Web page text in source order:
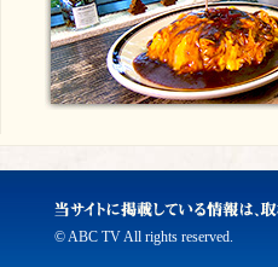
© ABC TV All rights reserved.